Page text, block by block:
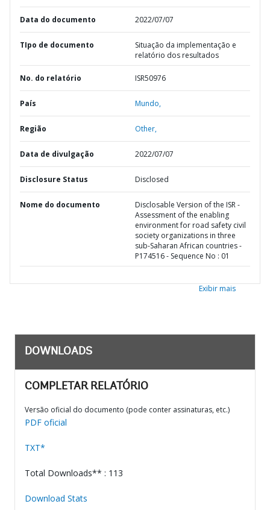
Data do documento 2022/07/07
TIpo de documento
Situação da implementação e
relatório dos resultados
No. do relatório ISR50976
País Mundo,
Região Other,
Data de divulgação 2022/07/07
Disclosure Status Disclosed
Nome do documento
Disclosable Version of the ISR -
Assessment of the enabling
environment for road safety civil
society organizations in three
sub-Saharan African countries -
P174516 - Sequence No : 01
Exibir mais
DOWNLOADS
COMPLETAR RELATÓRIO
Versão oficial do documento (pode conter assinaturas, etc.)
PDF oficial
TXT*
Total Downloads** : 113
Download Stats